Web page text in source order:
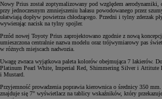
Nowy Prius został zoptymalizowany pod względem aerodynamiki,
przy jednoczesnym zmniejszeniu hałasu powodowanego przez
ułatwiają dopływ powietrza chłodzącego. Przedni i tylny zderzak
wywierając nacisk na tylny spojler.
Przód nowej Toyoty Prius zaprojektowano zgodnie z nową
umieszczona centralnie nazwa modelu oraz trójwymiarowy pas
w różnych miejscach nadwozia.
Uwagę zwraca wyjątkowa paleta kolorów obejmująca 7 lakierów.
Platinum Pearl White, Imperial Red, Shimmering Silver i Attitute
i Mustard.
Przyjemność prowadzenia poprawia kierownica o średnicy 350
znajduje się 7" wyświetlacz na tablicy wskaźników, który